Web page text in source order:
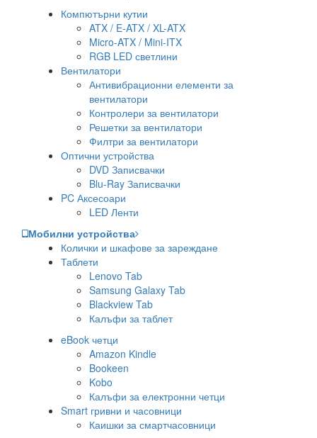
Компютърни кутии
ATX / E-ATX / XL-ATX
Micro-ATX / Mini-ITX
RGB LED светлини
Вентилатори
Антивибрационни елементи за
вентилатори
Контролери за вентилатори
Решетки за вентилатори
Филтри за вентилатори
Оптични устройства
DVD Записвачки
Blu-Ray Записвачки
PC Аксесоари
LED Ленти
Мобилни устройства
Колички и шкафове за зареждане
Таблети
Lenovo Tab
Samsung Galaxy Tab
Blackview Tab
Калъфи за таблет
eBook четци
Amazon Kindle
Bookeen
Kobo
Калъфи за електронни четци
Smart гривни и часовници
Каишки за смартчасовници